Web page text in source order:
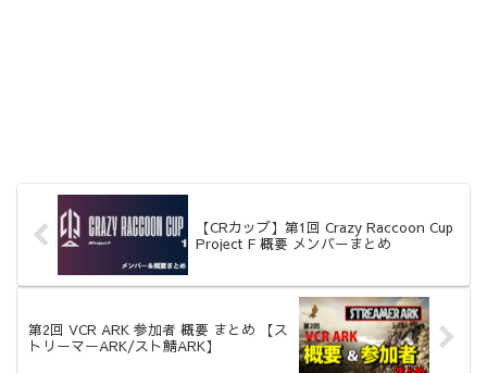
【CRカップ】第1回 Crazy Raccoon Cup
Project F 概要 メンバーまとめ
第2回 VCR ARK 参加者 概要 まとめ 【ス
トリーマーARK/スト鯖ARK】